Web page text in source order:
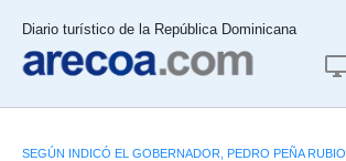
Diario turístico de la República Dominicana
SEGÚN INDICÓ EL GOBERNADOR, PEDRO PEÑA RUBIO